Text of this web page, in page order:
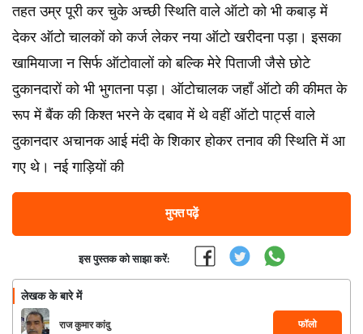
तहत उम्र पूरी कर चुके अच्छी स्थिति वाले ऑटो को भी कबाड़ में
देकर ऑटो चालकों को कर्ज लेकर नया ऑटो खरीदना पड़ा। इसका
खामियाजा न सिर्फ ऑटोवालों को बल्कि मेरे पिताजी जैसे छोटे
दुकानदारों को भी भुगतना पड़ा। ऑटोचालक जहाँ ऑटो की कीमत के
रूप में बैंक की किश्त भरने के दबाव में थे वहीं ऑटो पार्ट्स वाले
दुकानदार अचानक आई मंदी के शिकार होकर तनाव की स्थिति में आ
गए थे। नई गाड़ियों की
मुफ्त पढ़ें
इस पुस्तक को साझा करें:
लेखक के बारे में
राज कुमार कांदु फॉलो